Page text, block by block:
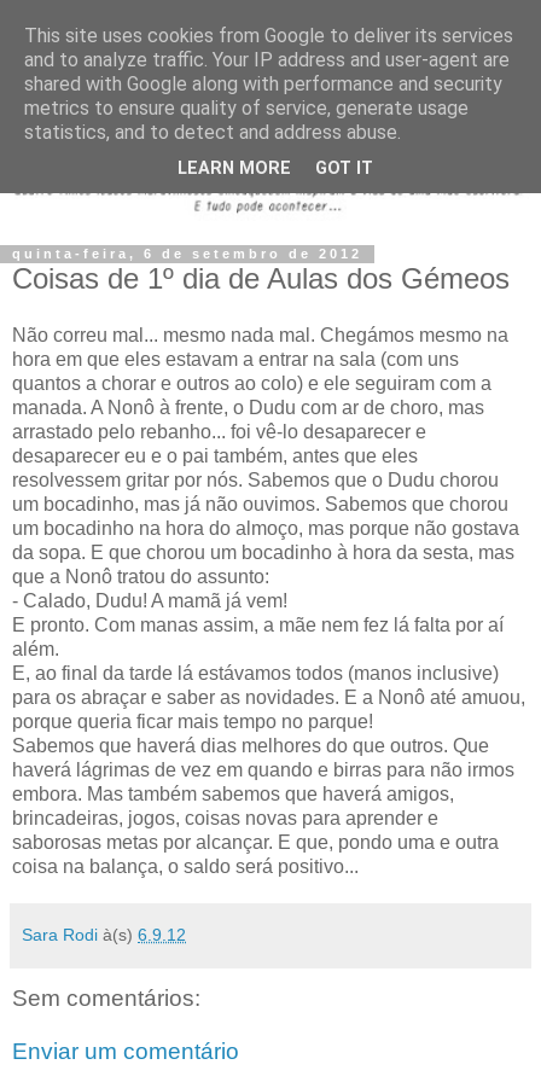
quinta-feira, 6 de setembro de 2012
Coisas de 1º dia de Aulas dos Gémeos
Não correu mal... mesmo nada mal. Chegámos mesmo na
hora em que eles estavam a entrar na sala (com uns
quantos a chorar e outros ao colo) e ele seguiram com a
manada. A Nonô à frente, o Dudu com ar de choro, mas
arrastado pelo rebanho... foi vê-lo desaparecer e
desaparecer eu e o pai também, antes que eles
resolvessem gritar por nós. Sabemos que o Dudu chorou
um bocadinho, mas já não ouvimos. Sabemos que chorou
um bocadinho na hora do almoço, mas porque não gostava
da sopa. E que chorou um bocadinho à hora da sesta, mas
que a Nonô tratou do assunto:
- Calado, Dudu! A mamã já vem!
E pronto. Com manas assim, a mãe nem fez lá falta por aí
além.
E, ao final da tarde lá estávamos todos (manos inclusive)
para os abraçar e saber as novidades. E a Nonô até amuou,
porque queria ficar mais tempo no parque!
Sabemos que haverá dias melhores do que outros. Que
haverá lágrimas de vez em quando e birras para não irmos
embora. Mas também sabemos que haverá amigos,
brincadeiras, jogos, coisas novas para aprender e
saborosas metas por alcançar. E que, pondo uma e outra
coisa na balança, o saldo será positivo...
Sara Rodi à(s) 6.9.12
Sem comentários:
Enviar um comentário
This site uses cookies from Google to deliver its services
and to analyze traffic. Your IP address and user-agent are
shared with Google along with performance and security
metrics to ensure quality of service, generate usage
statistics, and to detect and address abuse.
LEARN MORE GOT IT